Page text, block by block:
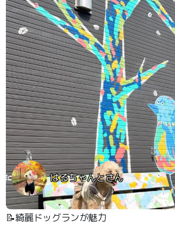
はるちゃんとさん
📝綺麗ドッグランが魅力